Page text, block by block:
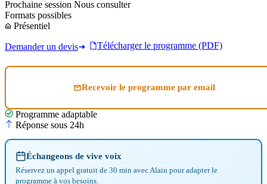
Prochaine session Nous consulter
Formats possibles
Présentiel
Demander un devis Télécharger le programme (PDF)
Recevoir le programme par email
Programme adaptable
Réponse sous 24h
Échangeons de vive voix
Réservez un appel gratuit de 30 min avec Alain pour adapter le
programme à vos besoins.